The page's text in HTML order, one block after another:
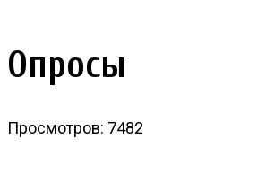
Опросы
Просмотров: 7482